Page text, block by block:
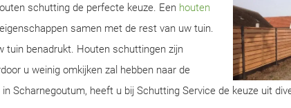
schutting de perfecte keuze. Een houten
samen met de rest van uw tuin.
tuin benadrukt. Houten schuttingen zijn
u weinig omkijken zal hebben naar de
Scharnegoutum, heeft u bij Schutting Service de keuze uit